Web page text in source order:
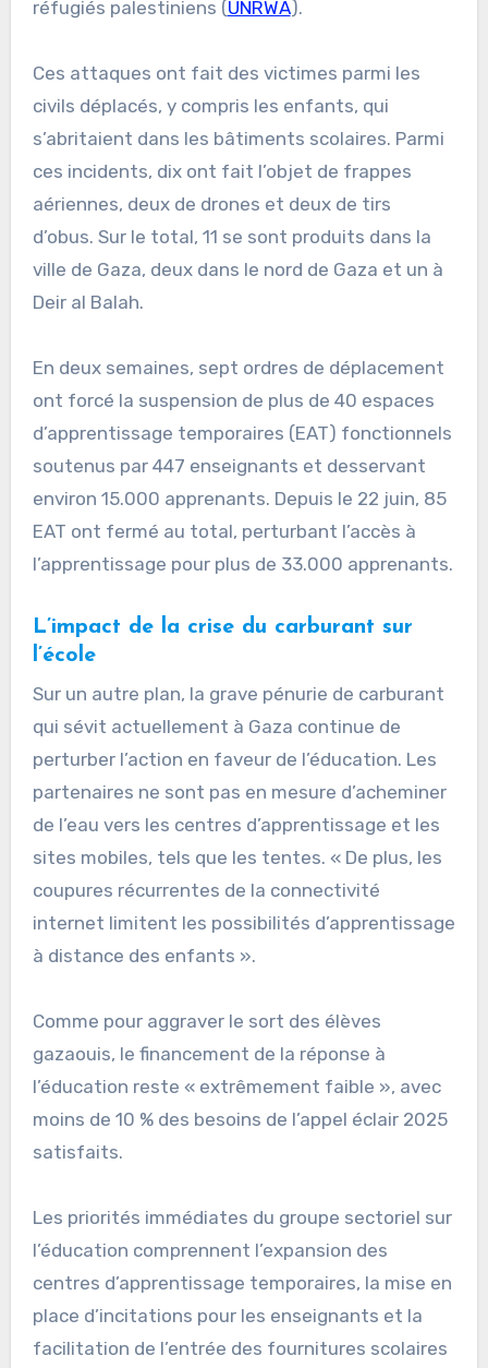
réfugiés palestiniens (UNRWA).
Ces attaques ont fait des victimes parmi les
civils déplacés, y compris les enfants, qui
s’abritaient dans les bâtiments scolaires. Parmi
ces incidents, dix ont fait l’objet de frappes
aériennes, deux de drones et deux de tirs
d’obus. Sur le total, 11 se sont produits dans la
ville de Gaza, deux dans le nord de Gaza et un à
Deir al Balah.
En deux semaines, sept ordres de déplacement
ont forcé la suspension de plus de 40 espaces
d’apprentissage temporaires (EAT) fonctionnels
soutenus par 447 enseignants et desservant
environ 15.000 apprenants. Depuis le 22 juin, 85
EAT ont fermé au total, perturbant l’accès à
l’apprentissage pour plus de 33.000 apprenants.
L’impact de la crise du carburant sur
l’école
Sur un autre plan, la grave pénurie de carburant
qui sévit actuellement à Gaza continue de
perturber l’action en faveur de l’éducation. Les
partenaires ne sont pas en mesure d’acheminer
de l’eau vers les centres d’apprentissage et les
sites mobiles, tels que les tentes. « De plus, les
coupures récurrentes de la connectivité
internet limitent les possibilités d’apprentissage
à distance des enfants ».
Comme pour aggraver le sort des élèves
gazaouis, le financement de la réponse à
l’éducation reste « extrêmement faible », avec
moins de 10 % des besoins de l’appel éclair 2025
satisfaits.
Les priorités immédiates du groupe sectoriel sur
l’éducation comprennent l’expansion des
centres d’apprentissage temporaires, la mise en
place d’incitations pour les enseignants et la
facilitation de l’entrée des fournitures scolaires